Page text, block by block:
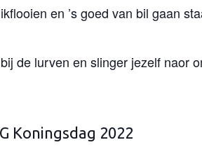
en ’s goed van bil gaan
de lurven en slinger jezelf naor
Koningsdag 2022